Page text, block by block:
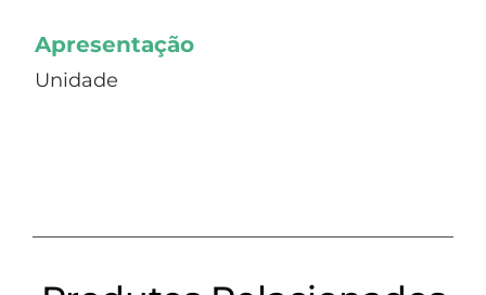
Apresentação
Unidade